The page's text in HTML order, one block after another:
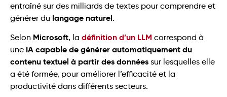
entraîné sur des milliards de textes pour comprendre et
générer du langage naturel.
Selon Microsoft, la définition d’un LLM correspond à
une IA capable de générer automatiquement du
contenu textuel à partir des données sur lesquelles elle
a été formée, pour améliorer l’efficacité et la
productivité dans différents secteurs.